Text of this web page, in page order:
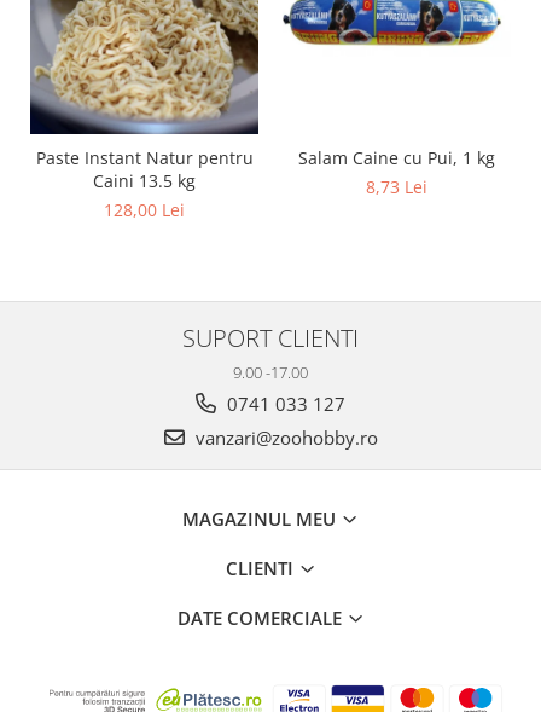
Paste Instant Natur pentru
Caini 13.5 kg
128,00 Lei
Salam Caine cu Pui, 1 kg
8,73 Lei
SUPORT CLIENTI
9.00 -17.00
0741 033 127
vanzari@zoohobby.ro
MAGAZINUL MEU
CLIENTI
DATE COMERCIALE